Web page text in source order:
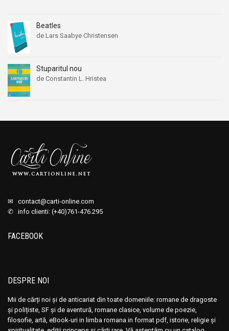
Beatles
de Lars Saabye Christensen
Stuparitul nou
de Constantin L. Hristea
✉ contact@carti-online.com
✆ info clienti: (+40)761-476.295
FACEBOOK
DESPRE NOI
Mii de cărți noi și de anticariat din toate domeniile: romane de dragoste
și polițiste, SF și de aventură, romane clasice, volume de poezie,
filosofie, artă, eBook-uri in limba romana in format pdf, istorie, religie și